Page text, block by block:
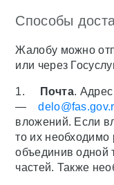
Способы
Жалобу можно
или через
1. Почта.
—
вложений. Если
то их необходимо
объединив одной
частей. Также